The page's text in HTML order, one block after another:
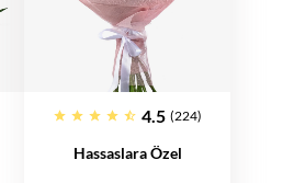
4.5 (224)
Hassaslara Özel